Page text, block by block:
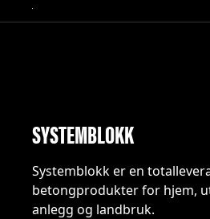
SYSTEMBLOKK
Systemblokk er en
betongprodukter for hjem,
anlegg og landbruk.